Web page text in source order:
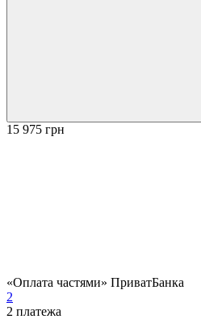
15 975 грн
«Оплата частями» ПриватБанка
2
2 платежа